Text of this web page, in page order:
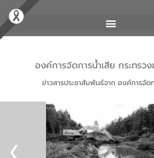
องค์การจัดการน้ำเสีย กระทรว
ข่าวสารประชาสัมพันธ์จาก องค์การจัด